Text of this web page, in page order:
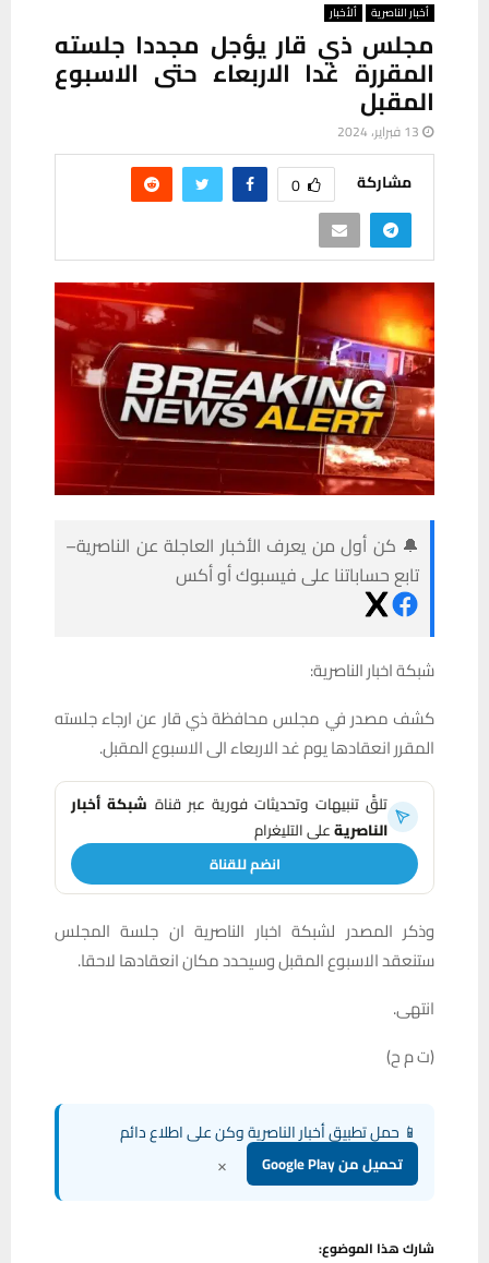
أخبار الناصرية ألأخبار
مجلس ذي قار يؤجل مجددا جلسته
المقررة غدا الاربعاء حتى الاسبوع
المقبل
13 فبراير، 2024
مشاركة 0
🔔 كن أول من يعرف الأخبار العاجلة عن الناصرية–
تابع حساباتنا على فيسبوك أو أكس
شبكة اخبار الناصرية:
كشف مصدر في مجلس محافظة ذي قار عن ارجاء جلسته
المقرر انعقادها يوم غد الاربعاء الى الاسبوع المقبل.
تلقَّ تنبيهات وتحديثات فورية عبر قناة شبكة أخبار
الناصريةعلى التليغرام
انضم للقناة
وذكر المصدر لشبكة اخبار الناصرية ان جلسة المجلس
ستنعقد الاسبوع المقبل وسيحدد مكان انعقادها لاحقا.
انتهى.
(ت م ح)
📱 حمل تطبيق أخبار الناصرية وكن على اطلاع دائم
تحميل من Google Play ×
شارك هذا الموضوع: